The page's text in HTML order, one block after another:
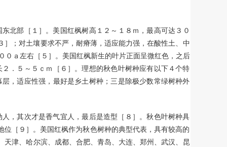
北部［１］。美国红枫树高１２～１８ｍ，最高可达３０
；对土壤要求不严，耐瘠薄，适应能力强，在酸性土、中
ａ左右［５］。美国红枫新生的叶片正面呈微红色，之后
．５～５ｃｍ［６］。理想的秋色叶树种应有以下４个特
，适应性强，最好是乡土树种；三是除极少数常绿树种外
，其次才是香气宜人，最后是造型［８］。秋色叶树种具
［９］。美国红枫作为秋色树种的典型代表，具有较高的
天津、哈尔滨、成都、合肥、青岛、大连、郑州、武汉、昆